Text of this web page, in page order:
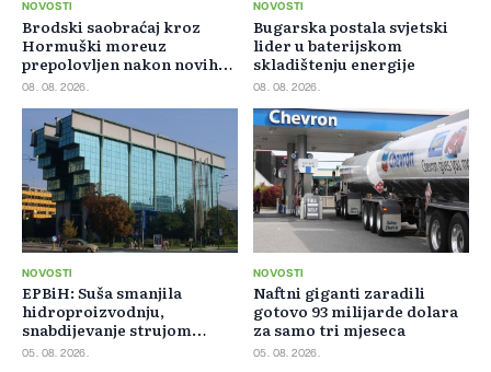
NOVOSTI
Brodski saobraćaj kroz
Hormuški moreuz
prepolovljen nakon novih
blokada
08. 08. 2026.
NOVOSTI
Bugarska postala svjetski
lider u baterijskom
skladištenju energije
08. 08. 2026.
NOVOSTI
EPBiH: Suša smanjila
hidroproizvodnju,
snabdijevanje strujom
ostaje stabilno
05. 08. 2026.
NOVOSTI
Naftni giganti zaradili
gotovo 93 milijarde dolara
za samo tri mjeseca
05. 08. 2026.